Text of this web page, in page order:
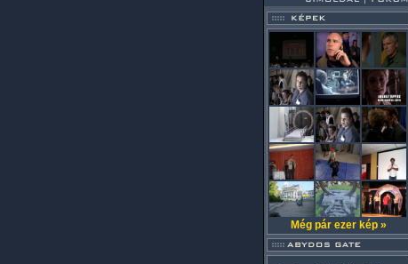
Még pár ezer kép »